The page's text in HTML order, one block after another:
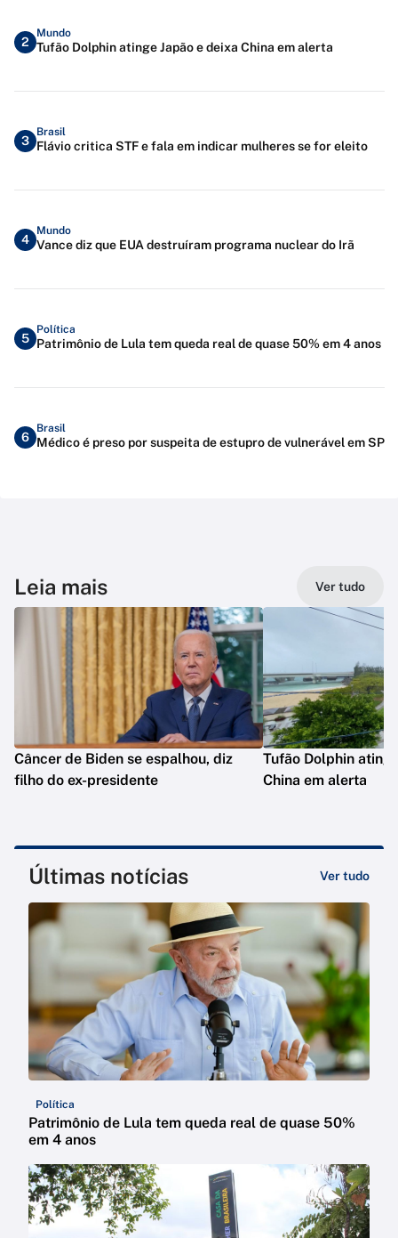
2
Mundo
Tufão Dolphin atinge Japão e deixa China em alerta
3
Brasil
Flávio critica STF e fala em indicar mulheres se for eleito
4
Mundo
Vance diz que EUA destruíram programa nuclear do Irã
5
Política
Patrimônio de Lula tem queda real de quase 50% em 4 anos
6
Brasil
Médico é preso por suspeita de estupro de vulnerável em SP
Leia mais Ver tudo
Câncer de Biden se espalhou, diz
filho do ex-presidente
Tufão Dolphin
China em alerta
Últimas notícias Ver tudo
Política
Patrimônio de Lula tem queda real de quase 50%
em 4 anos